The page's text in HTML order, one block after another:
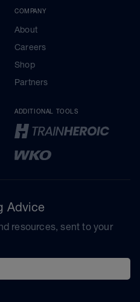
COMPANY
About
Careers
Shop
Partners
ADDITIONAL TOOLS
Advice
resources, sent to your